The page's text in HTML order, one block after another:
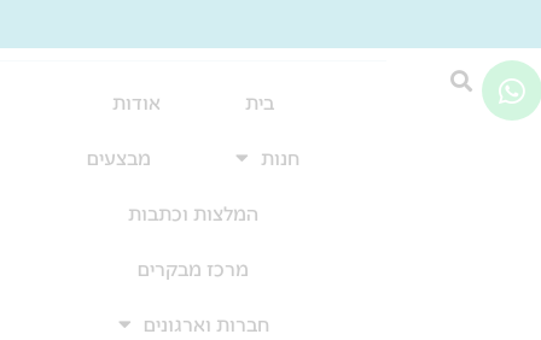
W
h
בית אודות
חנות מבצעים
המלצות וכתבות
מרכז מבקרים
חברות וארגונים